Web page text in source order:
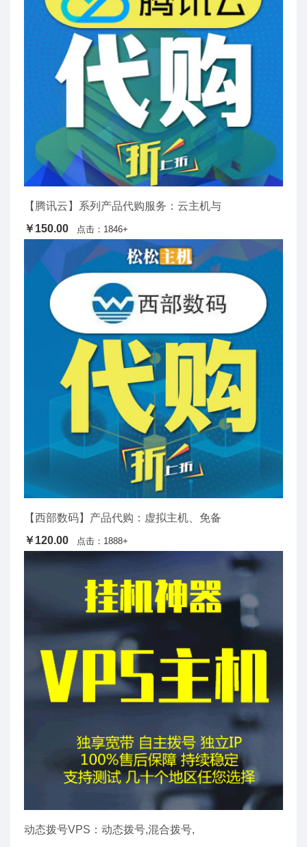
【腾讯云】系列产品代购服务：云主机与
￥150.00
点击：1846+
【西部数码】产品代购：虚拟主机、免备
￥120.00
点击：1888+
动态拨号VPS：动态拨号,混合拨号,